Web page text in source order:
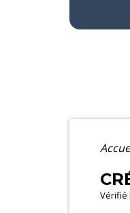
Vérifié